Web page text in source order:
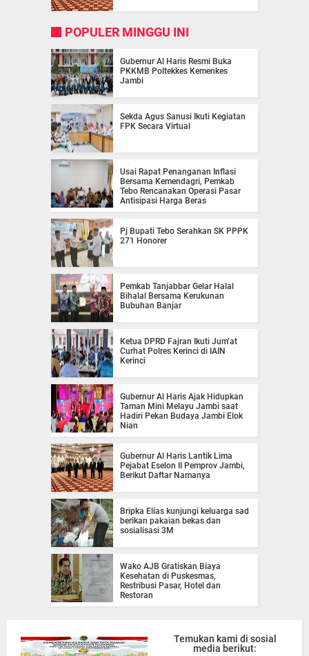
POPULER MINGGU INI
Gubernur Al Haris Resmi Buka
PKKMB Poltekkes Kemenkes
Jambi
Sekda Agus Sanusi Ikuti Kegiatan
FPK Secara Virtual
Usai Rapat Penanganan Inflasi
Bersama Kemendagri, Pemkab
Tebo Rencanakan Operasi Pasar
Antisipasi Harga Beras
Pj Bupati Tebo Serahkan SK PPPK
271 Honorer
Pemkab Tanjabbar Gelar Halal
Bihalal Bersama Kerukunan
Bubuhan Banjar
Ketua DPRD Fajran Ikuti Jum’at
Curhat Polres Kerinci di IAIN
Kerinci
Gubernur Al Haris Ajak Hidupkan
Taman Mini Melayu Jambi saat
Hadiri Pekan Budaya Jambi Elok
Nian
Gubernur Al Haris Lantik Lima
Pejabat Eselon II Pemprov Jambi,
Berikut Daftar Namanya
Bripka Elias kunjungi keluarga sad
berikan pakaian bekas dan
sosialisasi 3M
Wako AJB Gratiskan Biaya
Kesehatan di Puskesmas,
Restribusi Pasar, Hotel dan
Restoran
Temukan kami di sosial
media berikut: